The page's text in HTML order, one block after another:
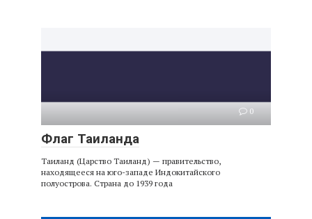
0
Флаг Таиланда
Таиланд (Царство Таиланд) — правительство,
находящееся на юго-западе Индокитайского
полуострова. Страна до 1939 года